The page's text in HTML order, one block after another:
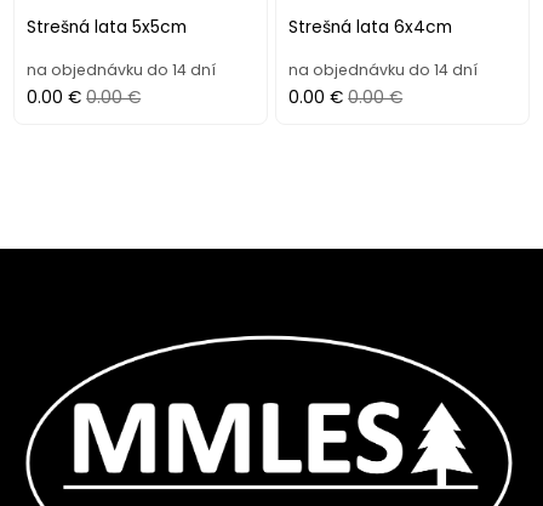
Strešná lata 5x5cm
na objednávku do 14 dní
0.00 € 0.00 €
Strešná lata 6x4cm
na objednávku do 14 dní
0.00 € 0.00 €